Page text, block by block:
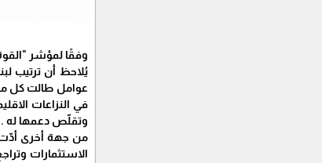
وفقًا لمؤشر "القوة الناعمة" لعام 2023 الصادر عن مؤسسة
يُلاحظ أن ترتيب
عوامل طالت كل من
في النزاعات
وتقلّص دعمها له .
من جهة أخرى أدّت
الاستثمارات